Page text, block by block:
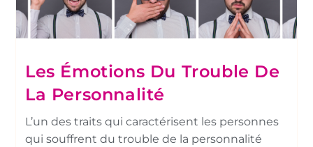
Les Émotions Du Trouble De
La Personnalité
L’un des traits qui caractérisent les personnes
qui souffrent du trouble de la personnalité